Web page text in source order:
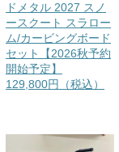
ドメタル 2027 スノ
ースクート スラロー
ム/カービングボード
セット【2026秋予約
開始予定】
129,800円（税込）